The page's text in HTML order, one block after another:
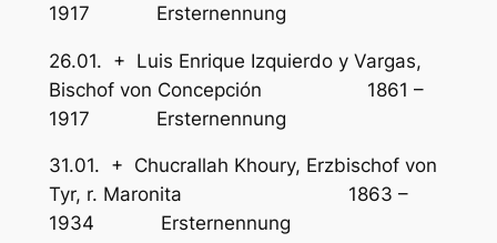
1917 Ersternennung
26.01. + Luis Enrique Izquierdo y Vargas,
Bischof von Concepción 1861 –
1917 Ersternennung
31.01. + Chucrallah Khoury, Erzbischof von
Tyr, r. Maronita 1863 –
1934 Ersternennung